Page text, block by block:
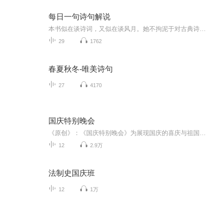
每日一句诗句解说
29 1762
春夏秋冬-唯美诗句
27 4170
国庆特别晚会
12 2.9万
法制史国庆班
12 1万